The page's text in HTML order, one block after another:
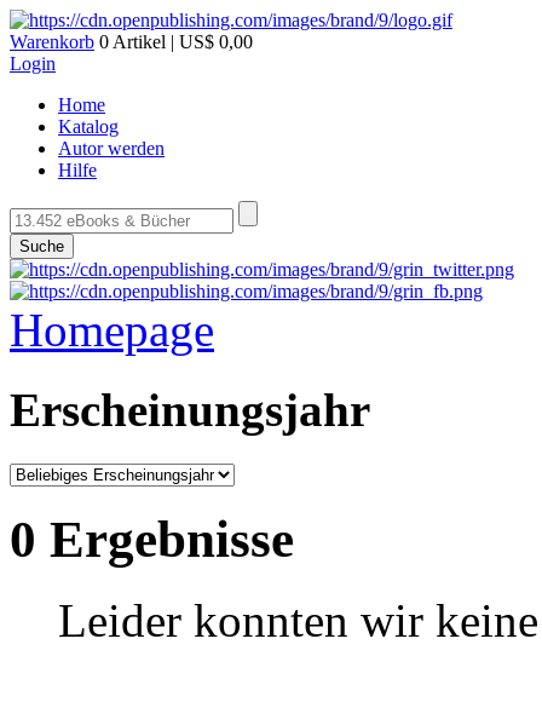
Warenkorb 0 Artikel | US$ 0,00
Login
Home
Katalog
Autor werden
Hilfe
Suche
Homepage
Erscheinungsjahr
0 Ergebnisse
Leider konnten wir